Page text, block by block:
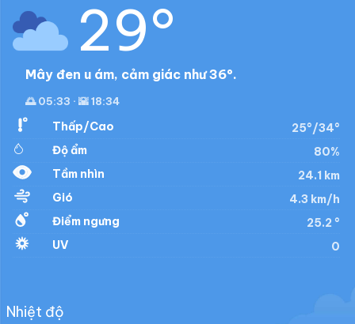
29°
Mây đen u ám, cảm giác như 36°.
🌅 05:33 · 🌇 18:34
Thấp/Cao
25°/34°
Độ ẩm
80%
Tầm nhìn
24.1 km
Gió
4.3 km/h
Điểm ngưng
25.2 °
UV
0
Nhiệt độ